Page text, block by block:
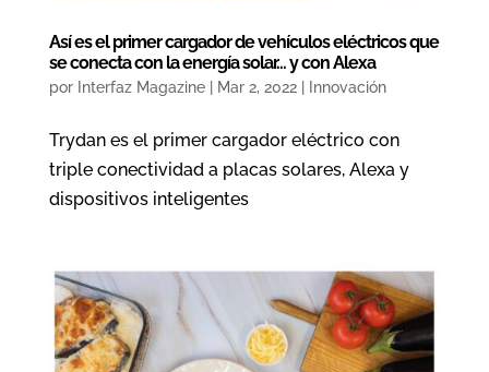
Así es el primer cargador de vehículos eléctricos que
se conecta con la energía solar… y con Alexa
por Interfaz Magazine| Mar 2, 2022| Innovación
Trydan es el primer cargador eléctrico con
triple conectividad a placas solares, Alexa y
dispositivos inteligentes